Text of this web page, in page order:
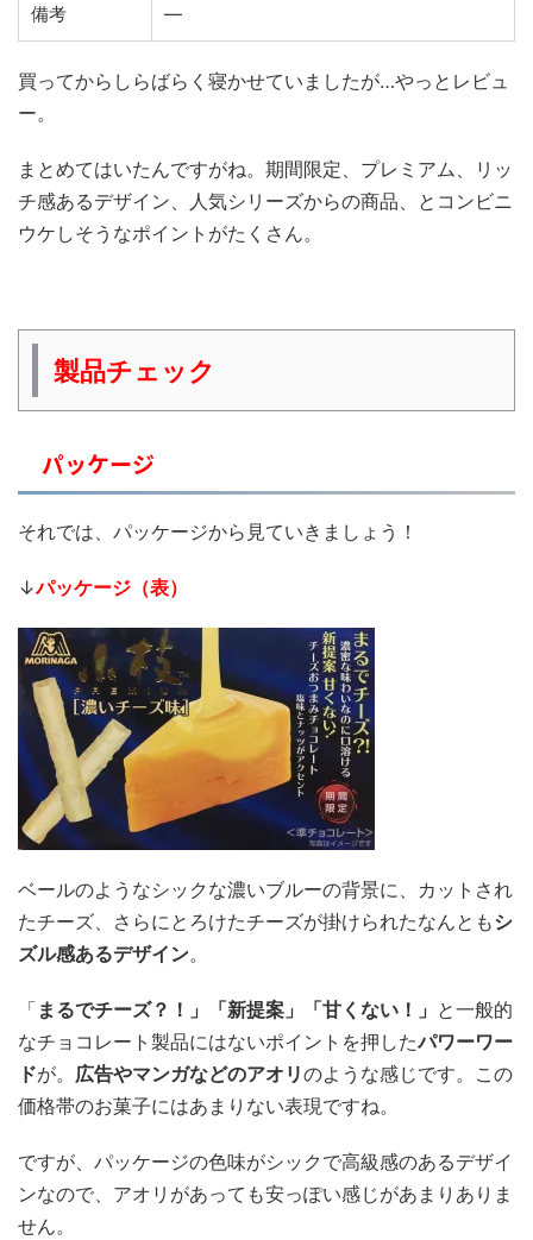
備考 ―
買ってからしらばらく寝かせていましたが…やっとレビュ
ー。
まとめてはいたんですがね。期間限定、プレミアム、リッ
チ感あるデザイン、人気シリーズからの商品、とコンビニ
ウケしそうなポイントがたくさん。
製品チェック
パッケージ
それでは、パッケージから見ていきましょう！
↓パッケージ（表）
ベールのようなシックな濃いブルーの背景に、カットされ
たチーズ、さらにとろけたチーズが掛けられたなんともシ
ズル感あるデザイン。
「 まるでチーズ？！」「新提案」「甘くない！」 と一般的
なチョコレート製品にはないポイントを押したパワーワー
ドが。 広告やマンガなどのアオリのような感じです。この
価格帯のお菓子にはあまりない表現ですね。
ですが、パッケージの色味がシックで高級感のあるデザイ
ンなので、アオリがあっても安っぽい感じがあまりありま
せん。